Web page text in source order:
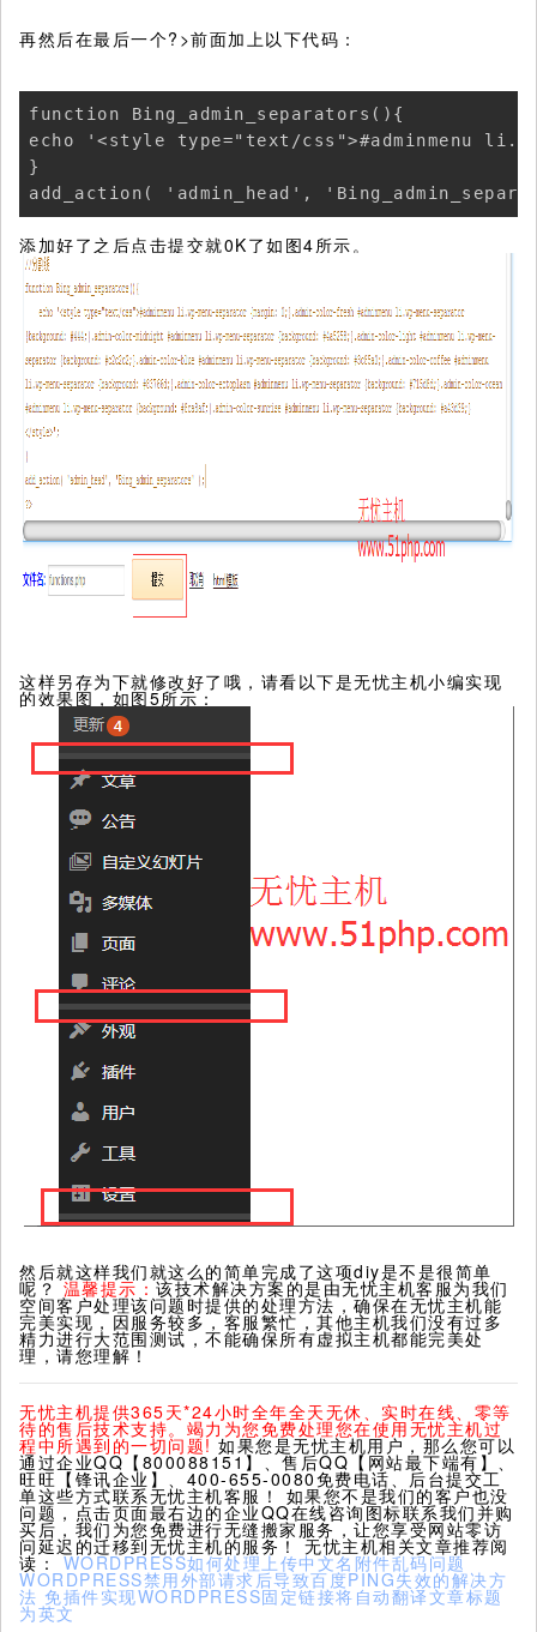
再然后在最后一个?>前面加上以下代码：
function Bing_admin_separators(){
echo '<style type="text/css">#adminmenu
}
add_action( 'admin_head',
添加好了之后点击提交就0K了如图4所示。
这样另存为下就修改好了哦，请看以下是无忧主机小编实现
的效果图，如图5所示：
然后就这样我们就这么的简单完成了这项diy是不是很简单
呢？温馨提示：该技术解决方案的是由无忧主机客服为我们
空间客户处理该问题时提供的处理方法，确保在无忧主机能
完美实现，因服务较多，客服繁忙，其他主机我们没有过多
精力进行大范围测试，不能确保所有虚拟主机都能完美处
理，请您理解！
无忧主机提供365天*24小时全年全天无休、实时在线、零等
待的售后技术支持。竭力为您免费处理您在使用无忧主机过
程中所遇到的一切问题!如果您是无忧主机用户，那么您可以
通过企业QQ【800088151】、售后QQ【网站最下端有】、
旺旺【锋讯企业】、400-655-0080免费电话、后台提交工
单这些方式联系无忧主机客服！ 如果您不是我们的客户也没
问题，点击页面最右边的企业QQ在线咨询图标联系我们并购
买后，我们为您免费进行无缝搬家服务，让您享受网站零访
问延迟的迁移到无忧主机的服务！ 无忧主机相关文章推荐阅
读：WORDPRESS如何处理上传中文名附件乱码问题
WORDPRESS禁用外部请求后导致百度PING失效的解决方
法 免插件实现WORDPRESS固定链接将自动翻译文章标题
为英文